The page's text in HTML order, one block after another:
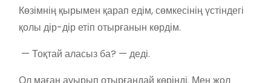
Көзімнің қырымен қарап едім, сөмкесінің үстіндегі
қолы дір-дір етіп отырғанын көрдім.
— Тоқтай аласыз ба? — деді.